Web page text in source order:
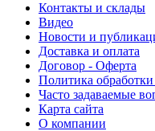
Контакты и склады
Видео
Новости и
Доставка и оплата
Договор - Оферта
Политика
Часто задаваемые
Карта сайта
О компании